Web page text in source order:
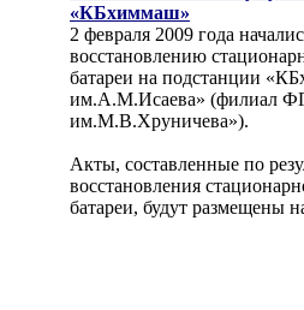
«КБхиммаш»
2 февраля 2009 года
восстановлению
батареи на подстанции
им.А.М.Исаева» (филиал
им.М.В.Хруничева»).
Акты, составленные по
восстановления
батареи, будут размещены